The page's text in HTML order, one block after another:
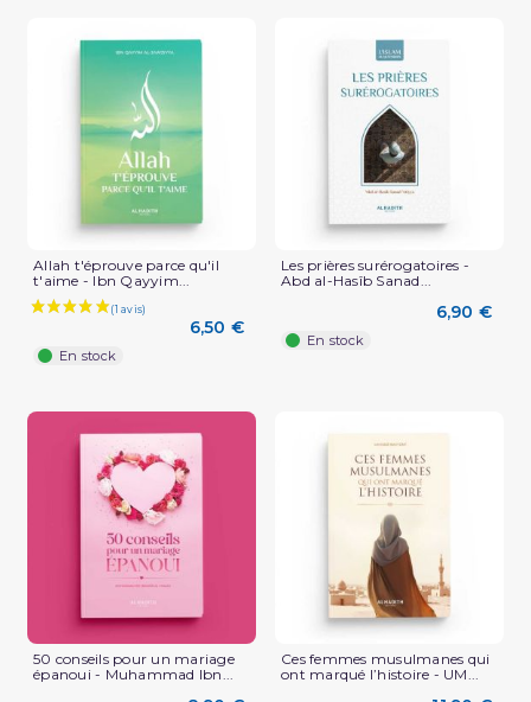
Allah t'éprouve parce qu'il
t'aime - Ibn Qayyim...
6,50 €
En stock
Les prières surérogatoires -
Abd al-Hasîb Sanad...
6,90 €
En stock
50 conseils pour un mariage
épanoui - Muhammad Ibn...
Ces femmes musulmanes qui
ont marqué l’histoire - UM...